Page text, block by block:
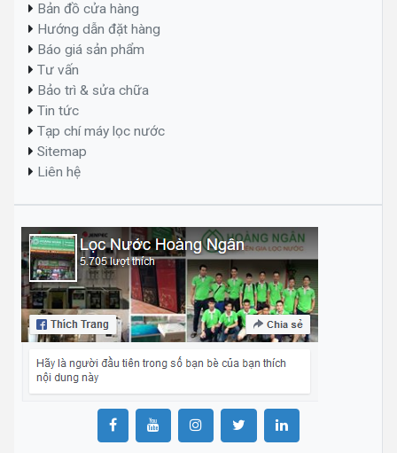
Bản đồ cửa hàng
Hướng dẫn đặt hàng
Báo giá sản phẩm
Tư vấn
Bảo trì & sửa chữa
Tin tức
Tạp chí máy lọc nước
Sitemap
Liên hệ